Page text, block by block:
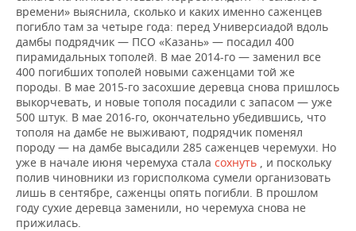
времени» выяснила, сколько и каких именно саженцев
погибло там за четыре года: перед Универсиадой вдоль
дамбы подрядчик — ПСО «Казань» — посадил 400
пирамидальных тополей. В мае 2014-го — заменил все
400 погибших тополей новыми саженцами той же
породы. В мае 2015-го засохшие деревца снова пришлось
выкорчевать, и новые тополя посадили с запасом — уже
500 штук. В мае 2016-го, окончательно убедившись, что
тополя на дамбе не выживают, подрядчик поменял
породу — на дамбе высадили 285 саженцев черемухи. Но
уже в начале июня черемуха стала сохнуть , и поскольку
полив чиновники из горисполкома сумели организовать
лишь в сентябре, саженцы опять погибли. В прошлом
году сухие деревца заменили, но черемуха снова не
прижилась.